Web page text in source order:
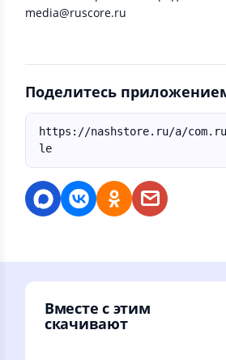
media@ruscore.ru
Поделитесь
https://nashstore.ru/a/
le
Вместе с этим
скачивают